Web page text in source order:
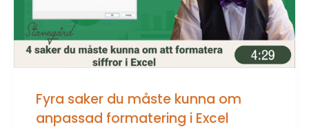
Fyra saker du måste kunna om
anpassad formatering i Excel